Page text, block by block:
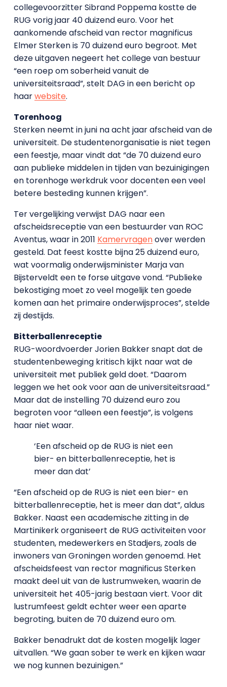
collegevoorzitter Sibrand Poppema kostte de
RUG vorig jaar 40 duizend euro. Voor het
aankomende afscheid van rector magnificus
Elmer Sterken is 70 duizend euro begroot. Met
deze uitgaven negeert het college van bestuur
“een roep om soberheid vanuit de
universiteitsraad”, stelt DAG in een bericht op
haarwebsite.
Torenhoog
Sterken neemt in juni na acht jaar afscheid van de
universiteit. De studentenorganisatie is niet tegen
een feestje, maar vindt dat “de 70 duizend euro
aan publieke middelen in tijden van bezuinigingen
en torenhoge werkdruk voor docenten een veel
betere besteding kunnen krijgen”.
Ter vergelijking verwijst DAG naar een
afscheidsreceptie van een bestuurder van ROC
Aventus, waar in 2011 Kamervragenover werden
gesteld. Dat feest kostte bijna 25 duizend euro,
wat voormalig onderwijsminister Marja van
Bijsterveldt een te forse uitgave vond. “Publieke
bekostiging moet zo veel mogelijk ten goede
komen aan het primaire onderwijsproces”, stelde
zij destijds.
Bitterballenreceptie
RUG-woordvoerder Jorien Bakker snapt dat de
studentenbeweging kritisch kijkt naar wat de
universiteit met publiek geld doet. “Daarom
leggen we het ook voor aan de universiteitsraad.”
Maar dat de instelling 70 duizend euro zou
begroten voor “alleen een feestje”, is volgens
haar niet waar.
‘Een afscheid op de RUG is niet een
bier- en bitterballenreceptie, het is
meer dan dat’
“Een afscheid op de RUG is niet een bier- en
bitterballenreceptie, het is meer dan dat”, aldus
Bakker. Naast een academische zitting in de
Martinikerk organiseert de RUG activiteiten voor
studenten, medewerkers en Stadjers, zoals de
inwoners van Groningen worden genoemd. Het
afscheidsfeest van rector magnificus Sterken
maakt deel uit van de lustrumweken, waarin de
universiteit het 405-jarig bestaan viert. Voor dit
lustrumfeest geldt echter weer een aparte
begroting, buiten de 70 duizend euro om.
Bakker benadrukt dat de kosten mogelijk lager
uitvallen. “We gaan sober te werk en kijken waar
we nog kunnen bezuinigen.”